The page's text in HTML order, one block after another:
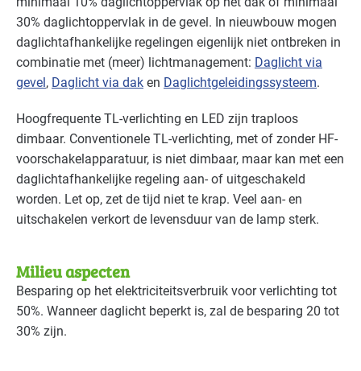
Landbouw - land- en tuinbouw Gevorderd
Landbouw - veeteelt Gevorderd
Natwasserijen Gevorderd
Onderwijs Basis
Overige branches Basis
Recreatie - congreslocaties Gevorderd
Recreatie - overig Gevorderd
Recreatie - restaurants en cafés Gevorderd
30% daglichtoppervlak in de gevel. In nieuwbouw mogen
daglichtafhankelijke regelingen eigenlijk niet ontbreken in
combinatie met (meer) lichtmanagement: Daglicht via
gevel, Daglicht via dak en Daglichtgelei­dings­systeem.
Hoogfrequente TL-verlichting en LED zijn traploos
dimbaar. Conventionele TL-verlichting, met of zonder HF-
voorschakelapparatuur, is niet dimbaar, maar kan met een
daglichtafhankelijke regeling aan- of uitgeschakeld
worden. Let op, zet de tijd niet te krap. Veel aan- en
uitschakelen verkort de levensduur van de lamp sterk.
Milieu aspecten
Besparing op het elektriciteitsverbruik voor verlichting tot
50%. Wanneer daglicht beperkt is, zal de besparing 20 tot
30% zijn.